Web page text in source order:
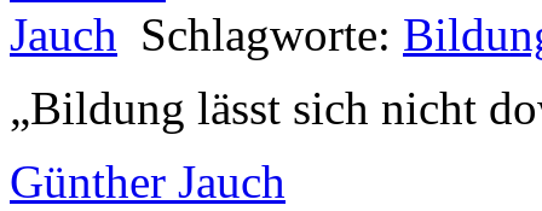
Schlagworte:
„Bildung lässt sich nicht
Günther Jauch